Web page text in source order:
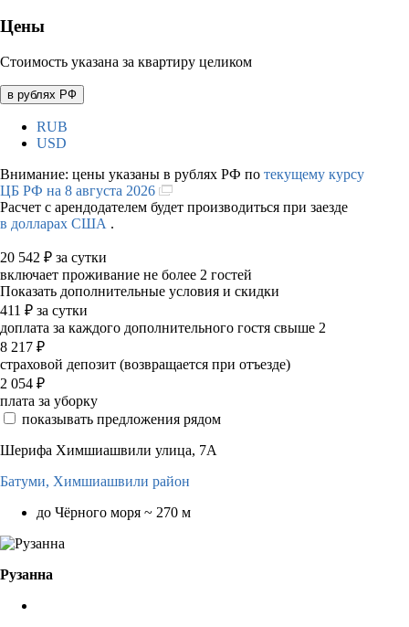
Цены
Стоимость указана за квартиру целиком
в рублях РФ
RUB
USD
Внимание: цены указаны в рублях РФ по текущему курсу
ЦБ РФ на 8 августа 2026
Расчет с арендодателем будет производиться при заезде
в долларах США .
20 542 ₽ за сутки
включает проживание не более 2 гостей
Показать дополнительные условия и скидки
411 ₽ за сутки
доплата за каждого дополнительного гостя свыше 2
8 217 ₽
страховой депозит (возвращается при отъезде)
2 054 ₽
плата за уборку
показывать предложения рядом
Шерифа Химшиашвили улица, 7А
Батуми, Химшиашвили район
до Чёрного моря ~ 270 м
Рузанна